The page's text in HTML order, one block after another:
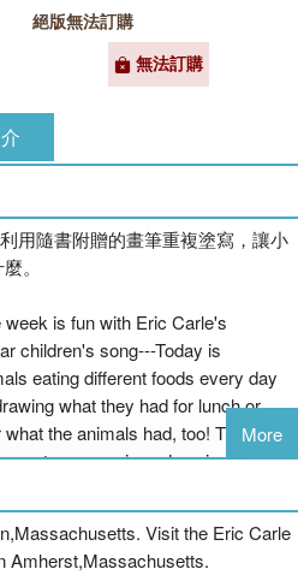
絕版無法訂購
無法訂購
用隨書附贈的畫筆重複塗寫，讓小
。
is fun with Eric Carle's
children's song---Today is
eating different foods every day
what they had for lunch or
the animals had, too! The wipe-
to use again and again.
More
Visit the Eric Carle
Amherst,Massachusetts.